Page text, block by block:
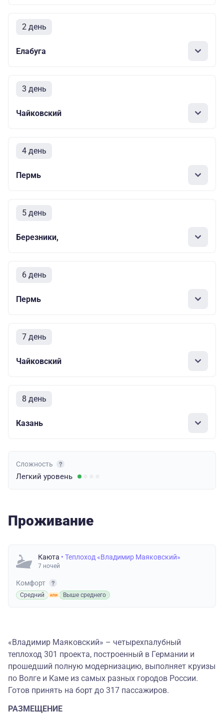
2 день
Елабуга
3 день
Чайковский
4 день
Пермь
5 день
Березники,
6 день
Пермь
7 день
Чайковский
8 день
Казань
Сложность
Легкий уровень
Проживание
Каюта • Теплоход «Владимир Маяковский»
7 ночей
Комфорт
Средний Выше среднего
«Владимир Маяковский» – четырехпалубный
теплоход 301 проекта, построенный в Германии и
прошедший полную модернизацию, выполняет круизы
по Волге и Каме из самых разных городов России.
Готов принять на борт до 317 пассажиров.
РАЗМЕЩЕНИЕ